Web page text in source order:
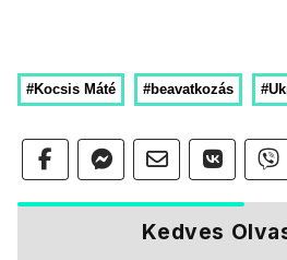
#Kocsis Máté #beavatkozás
Kedves